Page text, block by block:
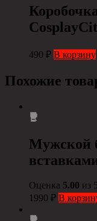
490 ₽ В корзину
Похожие
Мужской
Оценка 5.00 из 5
1990 ₽ В